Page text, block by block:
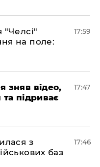
"Челсі"
на поле:
17:59
зняв відео,
підриває
17:47
з
баз
17:46